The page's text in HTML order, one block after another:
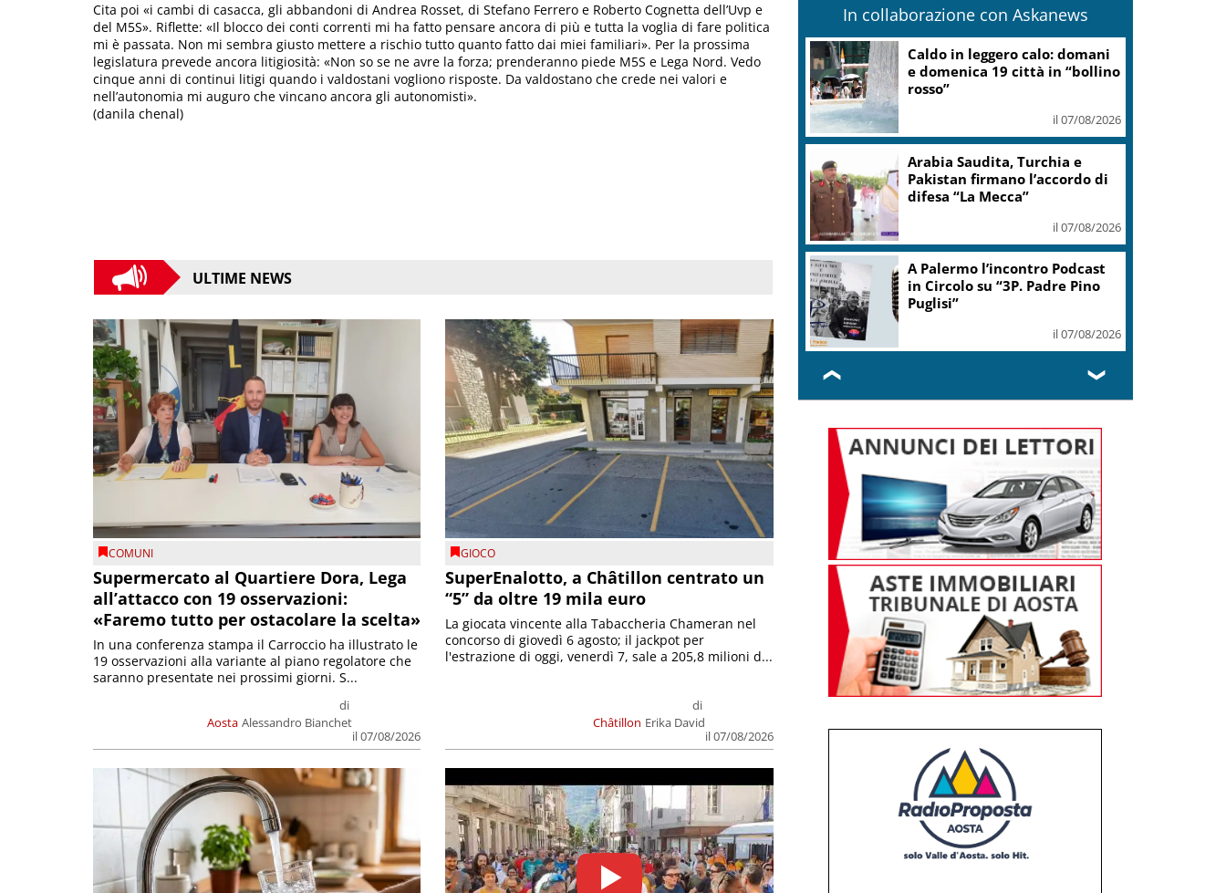
Cita poi «i cambi di casacca, gli abbandoni di Andrea Rosset, di Stefano Ferrero e Roberto Cognetta dell’Uvp e
del M5S». Riflette: «Il blocco dei conti correnti mi ha fatto pensare ancora di più e tutta la voglia di fare politica
mi è passata. Non mi sembra giusto mettere a rischio tutto quanto fatto dai miei familiari». Per la prossima
legislatura prevede ancora litigiosità: «Non so se ne avre la forza; prenderanno piede M5S e Lega Nord. Vedo
cinque anni di continui litigi quando i valdostani vogliono risposte. Da valdostano che crede nei valori e
nell’autonomia mi auguro che vincano ancora gli autonomisti».
(danila chenal)
ULTIME NEWS
COMUNI
Supermercato al Quartiere Dora, Lega
all’attacco con 19 osservazioni:
«Faremo tutto per ostacolare la scelta»
Aosta
di
Alessandro Bianchet
il 07/08/2026
In una conferenza stampa il Carroccio ha illustrato le
19 osservazioni alla variante al piano regolatore che
saranno presentate nei prossimi giorni. S...
GIOCO
SuperEnalotto, a Châtillon centrato un
“5” da oltre 19 mila euro
Châtillon
di
Erika David
il 07/08/2026
La giocata vincente alla Tabaccheria Chameran nel
concorso di giovedì 6 agosto; il jackpot per
l'estrazione di oggi, venerdì 7, sale a 205,8 milioni d...
In collaborazione con Askanews
Onu: Kiev e Mosca cessino
attacchi contro civili
Cons. Maremma Toscana: uve
sane e qualità promettente
malgrado il caldo
Mps, Lovaglio: valutiamo ogni
opzione per preservare
integrità banca
il 07/08/2026
❮ ❯